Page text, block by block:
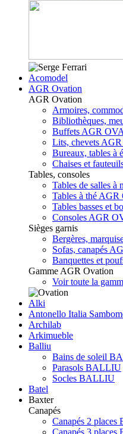
Acomodel
AGR Ovation
AGR Ovation
Armoires,
Bibliothèques,
Buffets AGR
Lits, chevets
Bureaux, tables
Chaises et
Tables, consoles
Tables de salles
Tables à thé
Tables basses et
Consoles AGR
Sièges garnis
Bergères,
Sofas, canapés
Banquettes et
Gamme AGR Ovation
Voir toute la
Alki
Antonello Italia
Archilab
Arkimueble
Balliu
Bains de soleil
Parasols BALLIU
Socles BALLIU
Batel
Baxter
Canapés
Canapés 2
Canapés 3